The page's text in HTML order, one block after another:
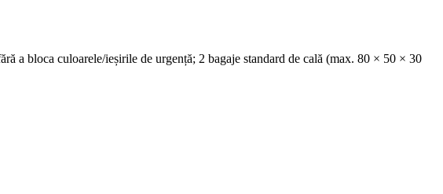
a bloca culoarele/ieșirile de urgență; 2 bagaje standard de cală (max. 80 × 50 × 30